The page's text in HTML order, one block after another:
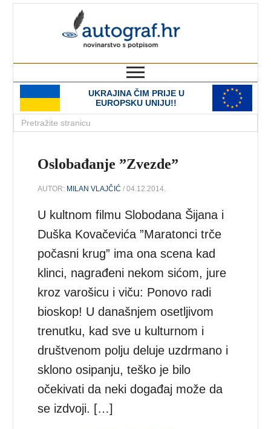
UKRAJINA ČIM PRIJE U
EUROPSKU UNIJU!!
Oslobađanje ”Zvezde”
AUTOR: MILAN VLAJČIĆ / 04.12.2014.
U kultnom filmu Slobodana Šijana i
Duška Kovačevića ”Maratonci trče
počasni krug” ima ona scena kad
klinci, nagrađeni nekom sićom, jure
kroz varošicu i viču: Ponovo radi
bioskop! U današnjem osetljivom
trenutku, kad sve u kulturnom i
društvenom polju deluje uzdrmano i
sklono osipanju, teško je bilo
očekivati da neki događaj može da
se izdvoji. […]